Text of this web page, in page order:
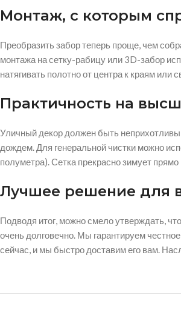
Монтаж, с которым
Преобразить забор теперь проще, чем
монтажа на сетку-рабицу или 3D-забор
натягивать полотно от центра к краям или
Практичность на
Уличный декор должен быть
дождем. Для генеральной чистки можно
полуметра). Сетка прекрасно зимует
Лучшее решение для
Подводя итог, можно смело утверждать,
очень долговечно. Мы гарантируем
сейчас, и мы быстро доставим его вам.